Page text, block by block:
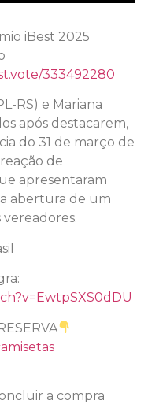
iBest 2025
333492280
RS) e Mariana
após destacarem,
do 31 de março de
de
apresentaram
abertura de um
a compra